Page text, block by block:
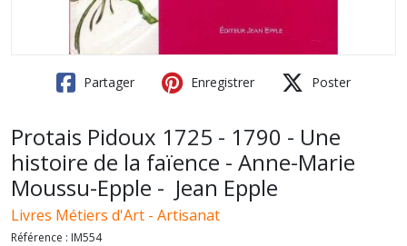
Partager Enregistrer Poster
Protais Pidoux 1725 - 1790 - Une
histoire de la faïence - Anne-Marie
Moussu-Epple - Jean Epple
Livres Métiers d'Art - Artisanat
Référence : IM554